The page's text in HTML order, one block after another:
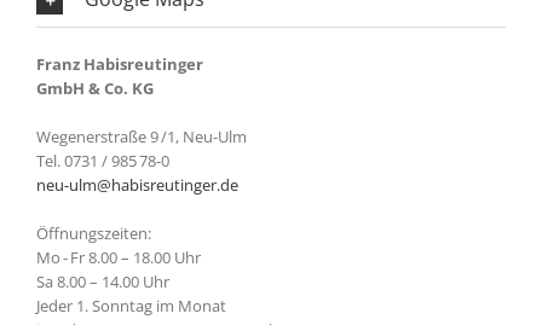
Franz Habisreutinger
GmbH & Co. KG
Wegenerstraße 9 /1, Neu-Ulm
Tel. 0731 / 985 78-0
neu-ulm@habisreutinger.de
Öffnungszeiten:
Mo - Fr 8.00 – 18.00 Uhr
Sa 8.00 – 14.00 Uhr
Jeder 1. Sonntag im Monat